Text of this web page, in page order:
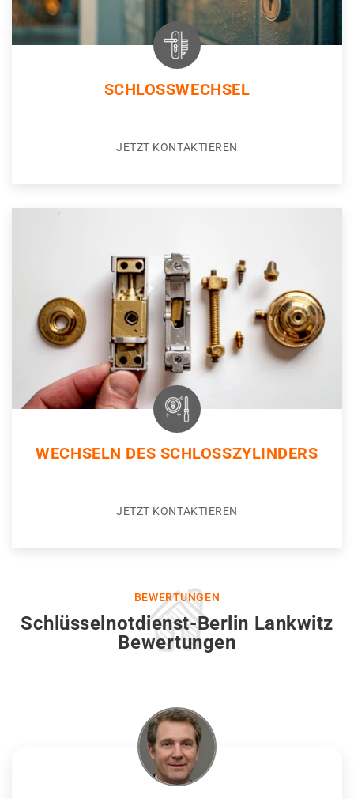
SCHLOSSWECHSEL
JETZT KONTAKTIEREN
WECHSELN DES SCHLOSSZYLINDERS
JETZT KONTAKTIEREN
BEWERTUNGEN
Schlüsselnotdienst-Berlin Lankwitz
Bewertungen